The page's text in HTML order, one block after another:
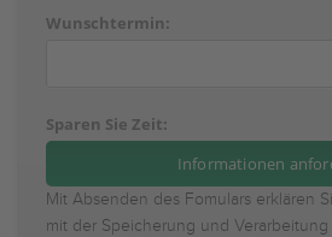
Wunschtermin:
Sparen Sie Zeit:
Mit Absenden des Fomulars erklären
mit der Speicherung und